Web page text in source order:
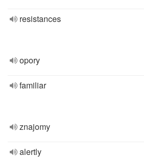
resistances
opory
familiar
znajomy
alertly